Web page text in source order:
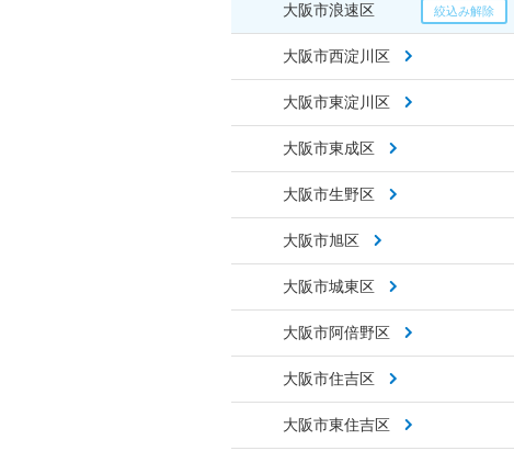
大阪市浪速区
大阪市西淀川区
大阪市東淀川区
大阪市東成区
大阪市生野区
大阪市旭区
大阪市城東区
大阪市阿倍野区
大阪市住吉区
大阪市東住吉区